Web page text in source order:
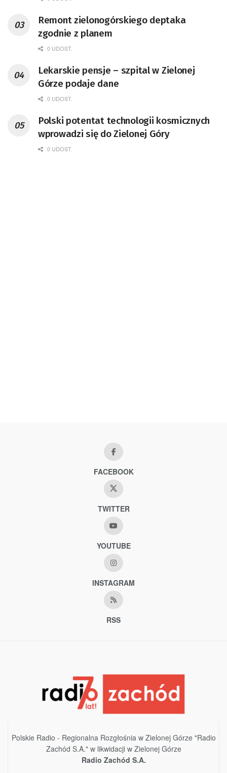
Remont zielonogórskiego deptaka
zgodnie z planem
0 UDOST.
Lekarskie pensje – szpital w Zielonej
Górze podaje dane
0 UDOST.
Polski potentat technologii kosmicznych
wprowadzi się do Zielonej Góry
0 UDOST.
FACEBOOK
TWITTER
YOUTUBE
INSTAGRAM
RSS
Polskie Radio - Regionalna Rozgłośnia w Zielonej Górze "Radio
Zachód S.A." w likwidacji w Zielonej Górze
Radio Zachód S.A.